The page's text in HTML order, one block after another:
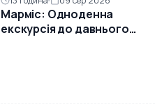
Марміс: Одноденна
екскурсія до давнього